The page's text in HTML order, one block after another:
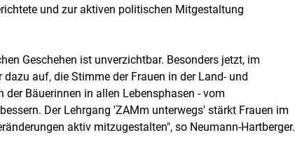
und zur aktiven politischen Mitgestaltung
Geschehen ist unverzichtbar. Besonders jetzt, im
auf, die Stimme der Frauen in der Land- und
Bäuerinnen in allen Lebensphasen - vom
Der Lehrgang 'ZAMm unterwegs' stärkt Frauen im
aktiv mitzugestalten", so Neumann-Hartberger.